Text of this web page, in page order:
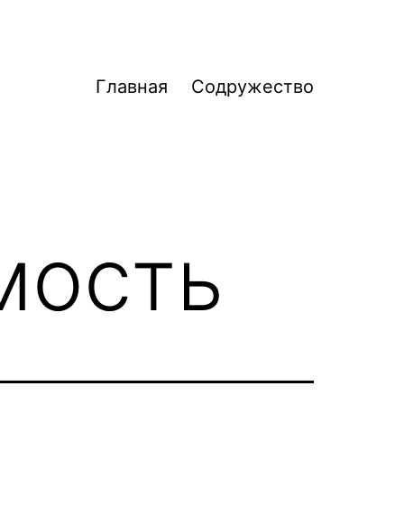
Главная Содружество